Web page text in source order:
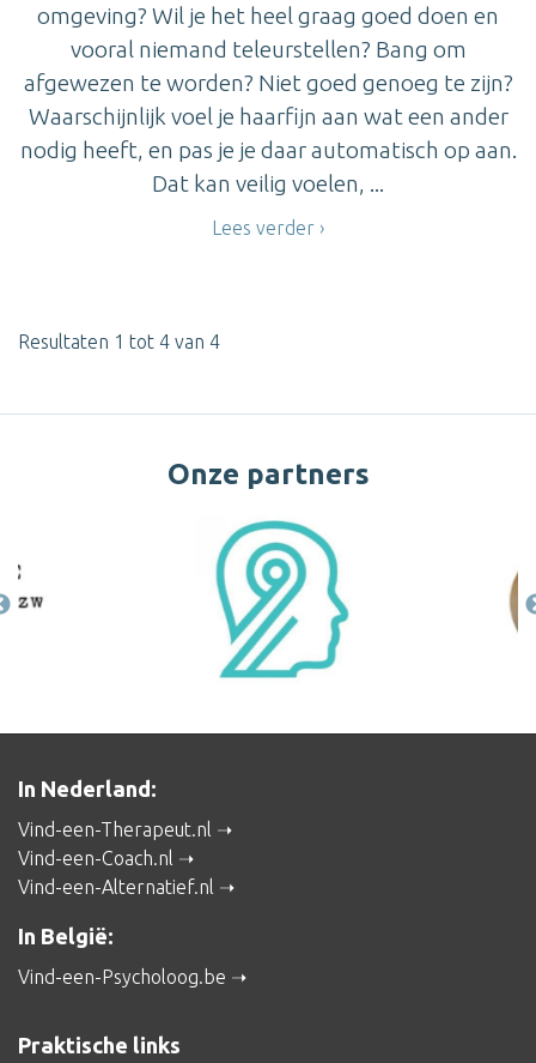
omgeving? Wil je het heel graag goed doen en
vooral niemand teleurstellen? Bang om
afgewezen te worden? Niet goed genoeg te zijn?
Waarschijnlijk voel je haarfijn aan wat een ander
nodig heeft, en pas je je daar automatisch op aan.
Dat kan veilig voelen, ...
Lees verder
Resultaten 1 tot 4 van 4
Onze partners
In Nederland:
Vind-een-Therapeut.nl
Vind-een-Coach.nl
Vind-een-Alternatief.nl
In België:
Vind-een-Psycholoog.be
Praktische links